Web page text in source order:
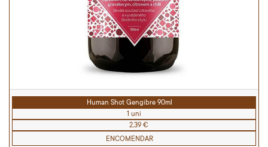
Human Shot Gengibre 90ml
1 uni
2,39 €
ENCOMENDAR